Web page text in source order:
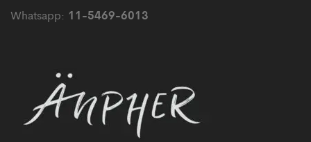
Whatsapp: 11-5469-6013